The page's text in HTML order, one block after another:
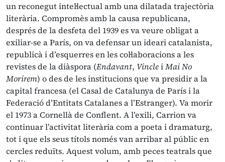
un reconegut intel·lectual amb una dilatada trajectòria
literària. Compromès amb la causa republicana,
després de la desfeta del 1939 es va veure obligat a
exiliar-se a París, on va defensar un ideari catalanista,
republicà i d’esquerres en les col·laboracions a les
revistes de la diàspora (Endavant, VincleiMai No
Morirem) o des de les institucions que va presidir a la
capital francesa (el Casal de Catalunya de París i la
Federació d’Entitats Catalanes a l’Estranger). Va morir
el 1973 a Cornellà de Conflent. A l’exili, Carrion va
continuar l’activitat literària com a poeta i dramaturg,
tot i que els seus títols només van arribar al públic en
cercles reduïts. Aquest volum, amb peces teatrals que